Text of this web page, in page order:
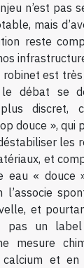
n’est pas
mais
reste
robinet est
le débat se
discret,
douce », qui
les
et
eau « douce
l’associe
et
pas un label
mesure
et en